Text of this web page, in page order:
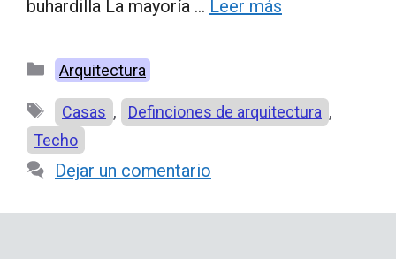
buhardilla La mayoría … Leer más
Categorías
Arquitectura
Etiquetas
Casas , Definciones de arquitectura ,
Techo
Dejar un comentario